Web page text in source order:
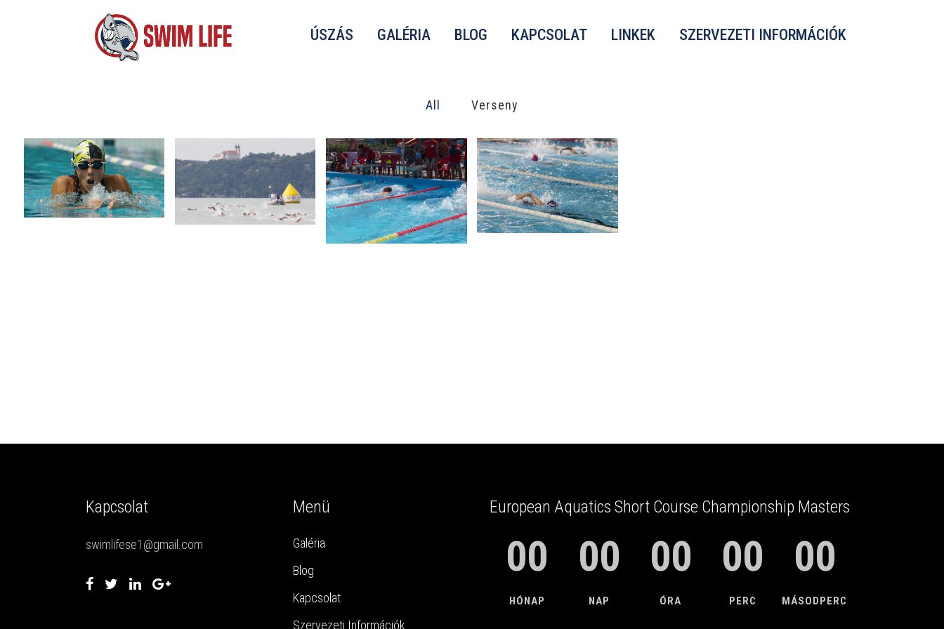
ÚSZÁS GALÉRIA BLOG KAPCSOLAT LINKEK SZERVEZETI INFORMÁCIÓK
All Verseny
VII. Rövidpályás Szenior OB
Szenior Nyíltvízi Országos
Bajnokság
XI. Tótkomlósi Nemzetközi
Szenior Úszóverseny
Verseny
Szenior Úszóverseny
Verseny
Kapcsolat
swimlifese1@gmail.com
Menü
Galéria
Blog
Kapcsolat
Szervezeti Információk
European Aquatics Short Course Championship Masters
00
HÓNAP
00
NAP
00
ÓRA
00
PERC
00
MÁSODPERC